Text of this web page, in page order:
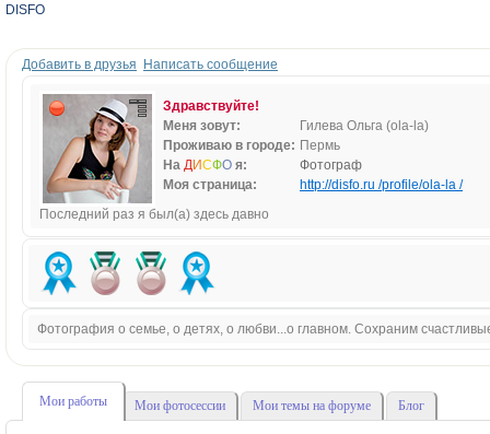
DISFO
Добавить в друзья Написать сообщение
Здравствуйте!
Меня зовут:
Гилева Ольга (ola-la)
Проживаю в городе: Пермь
На ДИСФО я:
Фотограф
Моя страница:
http://disfo.ru /profile/ola-la /
Последний раз я был(а) здесь давно
Фотография о семье, о детях, о любви...о главном. Сохраним
Мои работы Мои фотосессии Мои темы на форуме Блог